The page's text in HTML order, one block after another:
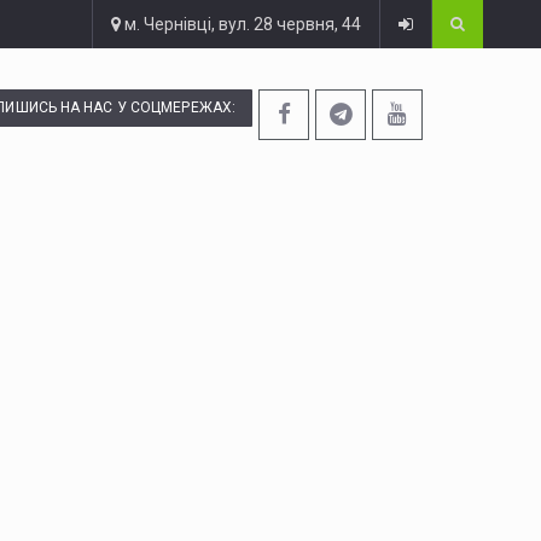
м. Чернівці, вул. 28 червня, 44
НА НАС У СОЦМЕРЕЖАХ: